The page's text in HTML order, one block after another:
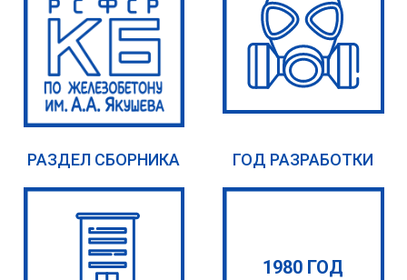
РАЗДЕЛ СБОРНИКА ГОД РАЗРАБОТКИ
1980 ГОД